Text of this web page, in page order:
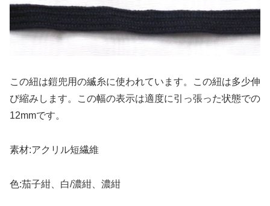
この紐は鎧兜用の縅糸に使われています。この紐は多少伸
び縮みします。この幅の表示は適度に引っ張った状態での
12mmです。
素材:アクリル短繊維
色:茄子紺、白/濃紺、濃紺